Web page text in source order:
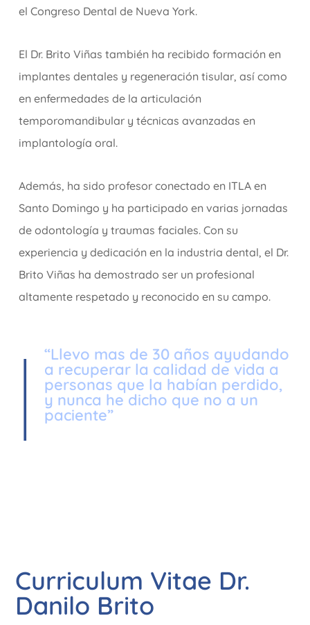
el Congreso Dental de Nueva York.
El Dr. Brito Viñas también ha recibido formación en
implantes dentales y regeneración tisular, así como
en enfermedades de la articulación
temporomandibular y técnicas avanzadas en
implantología oral.
Además, ha sido profesor conectado en ITLA en
Santo Domingo y ha participado en varias jornadas
de odontología y traumas faciales. Con su
experiencia y dedicación en la industria dental, el Dr.
Brito Viñas ha demostrado ser un profesional
altamente respetado y reconocido en su campo.
| “Llevo mas de 30 años ayudando
a recuperar la calidad de vida a
personas que la habían perdido,
y nunca he dicho que no a un
paciente”
Curriculum Vitae Dr.
Danilo Brito